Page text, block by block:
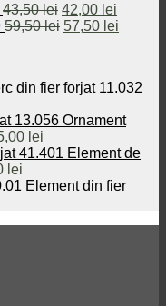
43,50lei Prețul
inițial
42,00 lei
curent
59,50lei Prețul
59,50 lei.
57,50 lei
din fier forjat 11.032
Ornament
lei
Element de
lei
Element din fier